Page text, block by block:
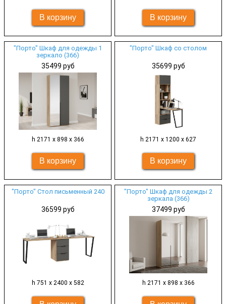
"Порто" Шкаф для одежды 1
зеркало (366)
35499 руб
h 2171 х 898 х 366
"Порто" Шкаф со столом
35699 руб
h 2171 х 1200 х 627
"Порто" Стол письменный 240
36599 руб
h 751 х 2400 х 582
"Порто" Шкаф для одежды 2
зеркала (366)
37499 руб
h 2171 х 898 х 366